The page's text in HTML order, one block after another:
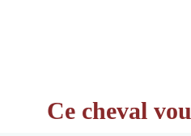
Ce cheval